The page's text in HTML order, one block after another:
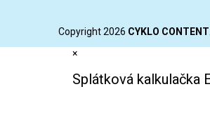
Copyright 2026 CYKLO CONTENT
×
Splátková kalkulačka